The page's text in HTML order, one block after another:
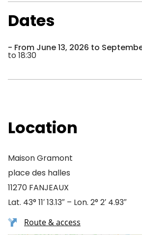
Dates
From June 13, 2026 to
to 18:30
Location
Maison Gramont
place des halles
11270 FANJEAUX
Lat. 43° 11′ 13.13″ – Lon. 2° 2′ 4.93″
Route & access